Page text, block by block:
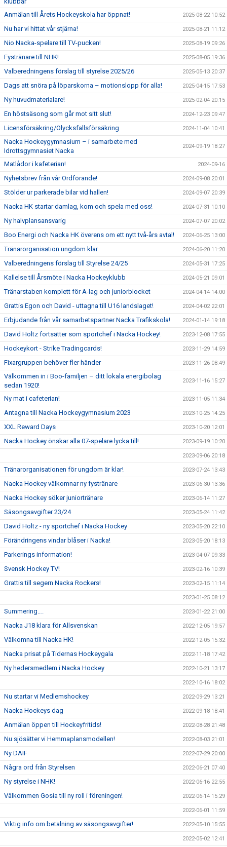
Anmälan till Årets Hockeyskola har öppnat! 2025-08-22 10:52
Nu har vi hittat vår stjärna! 2025-08-21 11:12
Nio Nacka-spelare till TV-pucken! 2025-08-19 09:26
Fystränare till NHK! 2025-08-05 19:36
Valberedningens förslag till styrelse 2025/26 2025-05-13 20:37
Dags att snöra på löparskorna – motionslopp för alla! 2025-04-15 17:53
Ny huvudmaterialare! 2025-02-04 20:15
En höstsäsong som går mot sitt slut! 2024-12-23 09:47
Licensförsäkring/Olycksfallsförsäkring 2024-11-04 10:41
Nacka Hockeygymnasium – i samarbete med
Idrottsgymnasiet Nacka
2024-09-19 18:27
Matlådor i kafeterian! 2024-09-16
Nyhetsbrev från vår Ordförande! 2024-09-08 20:01
Stölder ur parkerade bilar vid hallen! 2024-09-07 20:39
Nacka HK startar damlag, kom och spela med oss! 2024-07-31 10:10
Ny halvplansansvarig 2024-07-07 20:02
Boo Energi och Nacka HK överens om ett nytt två-års avtal! 2024-06-25 13:00
Tränarorganisation ungdom klar 2024-06-20 11:20
Valberedningens förslag till Styrelse 24/25 2024-05-31 17:25
Kallelse till Årsmöte i Nacka Hockeyklubb 2024-05-21 09:01
Tränarstaben komplett för A-lag och juniorblocket 2024-04-14 14:00
Grattis Egon och David - uttagna till U16 landslaget! 2024-04-02 22:01
Erbjudande från vår samarbetspartner Nacka Trafikskola! 2024-01-14 19:18
David Holtz fortsätter som sportchef i Nacka Hockey! 2023-12-08 17:55
Hockeykort - Strike Tradingcards! 2023-11-29 14:59
Fixargruppen behöver fler händer 2023-11-26 08:49
Välkommen in i Boo-familjen – ditt lokala energibolag
sedan 1920!
2023-11-16 15:27
Ny mat i cafeterian! 2023-11-05 11:34
Antagna till Nacka Hockeygymnasium 2023 2023-10-25 14:25
XXL Reward Days 2023-10-20 12:01
Nacka Hockey önskar alla 07-spelare lycka till! 2023-09-19 10:20
2023-09-06 20:18
Tränarorganisationen för ungdom är klar! 2023-07-24 13:43
Nacka Hockey välkomnar ny fystränare 2023-06-30 13:36
Nacka Hockey söker juniortränare 2023-06-14 11:27
Säsongsavgifter 23/24 2023-05-24 11:42
David Holtz - ny sportchef i Nacka Hockey 2023-05-20 22:10
Förändringens vindar blåser i Nacka! 2023-05-20 18:13
Parkerings information! 2023-04-07 09:33
Svensk Hockey TV! 2023-02-16 10:39
Grattis till segern Nacka Rockers! 2023-02-15 11:14
2023-01-25 08:12
Summering…. 2023-01-22 21:00
Nacka J18 klara för Allsvenskan 2022-12-05 19:57
Välkomna till Nacka HK! 2022-12-05 15:32
Nacka prisat på Tidernas Hockeygala 2022-11-18 17:42
Ny hedersmedlem i Nacka Hockey 2022-10-21 13:17
2022-10-16 18:02
Nu startar vi Medlemshockey 2022-09-29 13:21
Nacka Hockeys dag 2022-09-18 18:41
Anmälan öppen till Hockeyfritids! 2022-08-28 21:48
Nu sjösätter vi Hemmaplansmodellen! 2022-08-03 21:01
Ny DAIF 2022-07-29 20:00
Några ord från Styrelsen 2022-06-21 07:40
Ny styrelse i NHK! 2022-06-16 22:55
Välkommen Gosia till ny roll i föreningen! 2022-06-14 15:29
2022-06-01 11:59
Viktig info om betalning av säsongsavgifter! 2022-05-10 15:55
2022-05-02 12:41